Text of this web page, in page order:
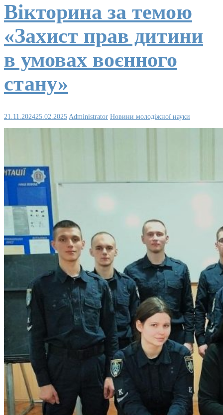
Вікторина за темою
«Захист прав дитини
в умовах воєнного
стану»
21.11.202425.02.2025 Administrator Новини молодіжної науки